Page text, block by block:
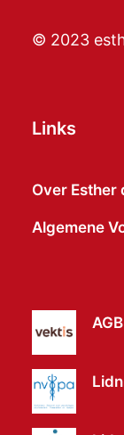
© 2023
Links
Over Esther
Algemene